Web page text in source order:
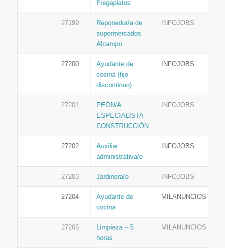
Fregaplatos
27199
Reponedor/a de
supermercados
Alcampo
INFOJOBS
27200
Ayudante de
cocina (fijo
discontinuo)
INFOJOBS
27201
PEÓN/A
ESPECIALISTA
CONSTRUCCIÓN
INFOJOBS
27202
Auxiliar
administrativa/o
INFOJOBS
27203 Jardinera/o INFOJOBS
27204
Ayudante de
cocina
MILANUNCIOS
27205
Limpieza – 5
horas
MILANUNCIOS